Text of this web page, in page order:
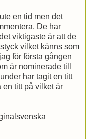
en tid men det
De har
viktigaste är att de
vilket känns som
för första gången
är nominerade till
har tagit en titt
en titt på vilket är